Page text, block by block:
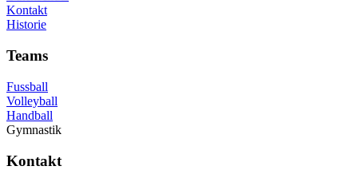
Kontakt
Historie
Teams
Fussball
Volleyball
Handball
Gymnastik
Kontakt